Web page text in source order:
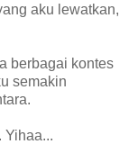
aku lewatkan,
berbagai kontes
semakin
Yihaa...